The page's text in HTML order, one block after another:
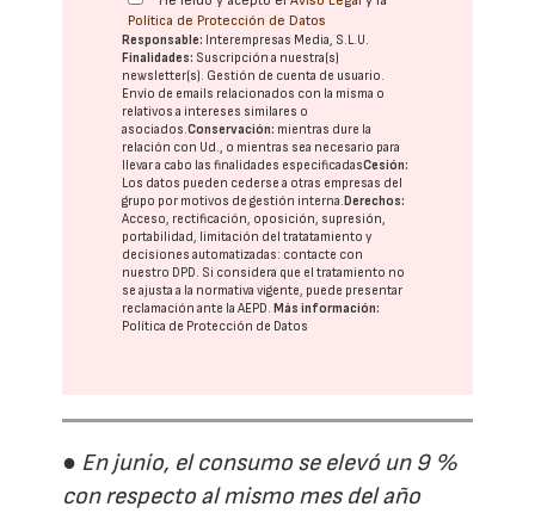
Política de Protección de Datos
Responsable: Interempresas Media, S.L.U.
Finalidades: Suscripción a nuestra(s)
newsletter(s). Gestión de cuenta de usuario.
Envío de emails relacionados con la misma o
relativos a intereses similares o
asociados.Conservación: mientras dure la
relación con Ud., o mientras sea necesario para
llevar a cabo las finalidades especificadasCesión:
Los datos pueden cederse a otras empresas del
grupo por motivos de gestión interna.Derechos:
Acceso, rectificación, oposición, supresión,
portabilidad, limitación del tratatamiento y
decisiones automatizadas: contacte con
nuestro DPD. Si considera que el tratamiento no
se ajusta a la normativa vigente, puede presentar
reclamación ante laAEPD.Más información:
Política de Protección de Datos
● En junio, el consumo se elevó un 9 %
con respecto al mismo mes del año